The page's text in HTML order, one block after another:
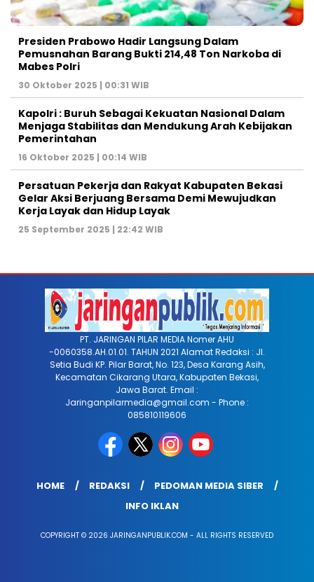
Presiden Prabowo Hadir Langsung Dalam
Pemusnahan Barang Bukti 214,48 Ton Narkoba di
Mabes Polri
30 Oktober 2025 | 00:31 WIB
Kapolri : Buruh Sebagai Kekuatan Nasional Dalam
Menjaga Stabilitas dan Mendukung Arah Kebijakan
Pemerintahan
16 Oktober 2025 | 00:14 WIB
Persatuan Pekerja dan Rakyat Kabupaten Bekasi
Gelar Aksi Berjuang Bersama Demi Mewujudkan
Kerja Layak dan Hidup Layak
25 September 2025 | 22:42 WIB
PT. JARINGAN PILAR MEDIA Nomer AHU
-0060358.AH.01.01. TAHUN 2021 Alamat Redaksi : Jl.
Setia Budi KP. Pilar Barat, No. 123, Desa Karang Asih,
Kecamatan Cikarang Utara, Kabupaten Bekasi,
Jawa Barat. Email :
Jaringanpilarmedia@gmail.com - Phone :
085810119606
HOME REDAKSI
PEDOMAN MEDIA SIBER
INFO IKLAN
COPYRIGHT © 2026 JARINGANPUBLIK.COM - ALL RIGHTS RESERVED